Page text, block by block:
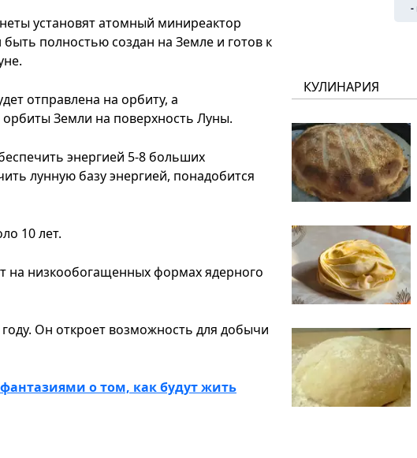
установят атомный миниреактор
полностью создан на Земле и готов к
отправлена на орбиту, а
Земли на поверхность Луны.
энергией 5-8 больших
лунную базу энергией, понадобится
10 лет.
на низкообогащенных формах ядерного
Он откроет возможность для добычи
о том, как будут жить
-
КУЛИНАРИЯ